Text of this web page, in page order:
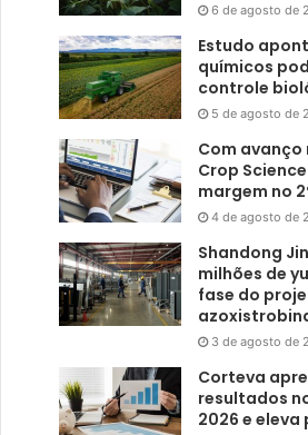
6 de agosto de
Estudo
químicos
controle
5 de agosto de
Com avanço
Crop
margem no
4 de agosto de
Shandong
milhões de
fase do
3 de agosto de
Corteva
resultados
2026 e